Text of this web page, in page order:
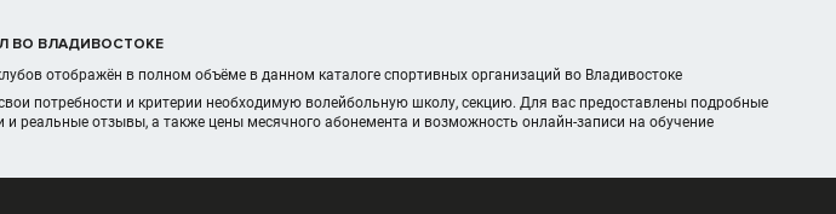
ВО ВЛАДИВОСТОКЕ
отображён в полном объёме в данном каталоге спортивных организаций во Владивостоке
потребности и критерии необходимую волейбольную школу, секцию. Для вас предоставлены подробные
реальные отзывы, а также цены месячного абонемента и возможность онлайн-записи на обучение